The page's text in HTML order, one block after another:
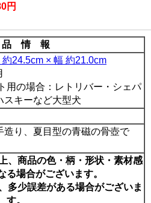
円
情 報
24.5cm × 幅 約21.0cm
用の場合：レトリバー・シェパ
スキーなど大型犬
造り、夏目型の青磁の骨壺で
、商品の色・柄・形状・素材感
る場合がございます。
多少誤差がある場合がございま
す。